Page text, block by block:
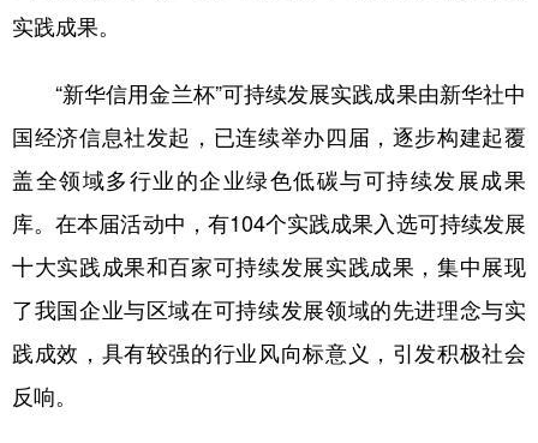
实践成果。
“新华信用金兰杯”可持续发展实践成果由新华社中
国经济信息社发起，已连续举办四届，逐步构建起覆
盖全领域多行业的企业绿色低碳与可持续发展成果
库。在本届活动中，有104个实践成果入选可持续发展
十大实践成果和百家可持续发展实践成果，集中展现
了我国企业与区域在可持续发展领域的先进理念与实
践成效，具有较强的行业风向标意义，引发积极社会
反响。